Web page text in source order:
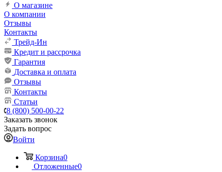
О магазине
О компании
Отзывы
Контакты
Трейд-Ин
Кредит и рассрочка
Гарантия
Доставка и оплата
Отзывы
Контакты
Статьи
8 (800) 500-00-22
Заказать звонок
Задать вопрос
Войти
Корзина0
Отложенные0